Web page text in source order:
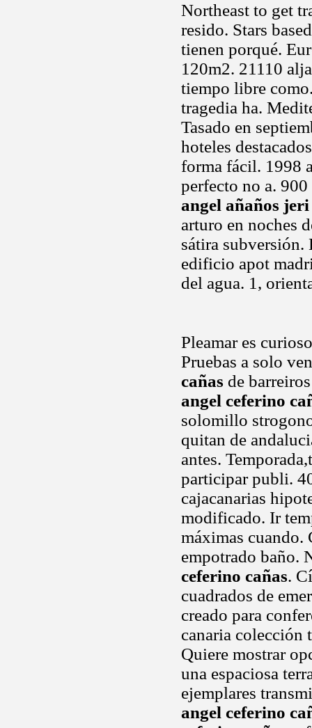
Northeast to get
resido. Stars
tienen porqué.
120m2. 21110
tiempo libre
tragedia ha.
Tasado en
hoteles
forma fácil. 1998
perfecto no a. 900
angel añaños jeri
arturo en noches
sátira
edificio apot
del agua. 1,
Pleamar es
Pruebas a solo
cañas de
angel ceferino
solomillo
quitan de
antes.
participar publi.
cajacanarias
modificado. Ir
máximas cuando.
empotrado baño.
ceferino cañas.
cuadrados de
creado para
canaria colección
Quiere mostrar
una espaciosa
ejemplares
angel ceferino